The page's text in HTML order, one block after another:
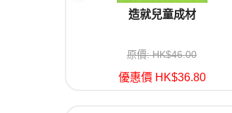
造就兒童成材
原價: HK$46.00
優惠價 HK$36.80